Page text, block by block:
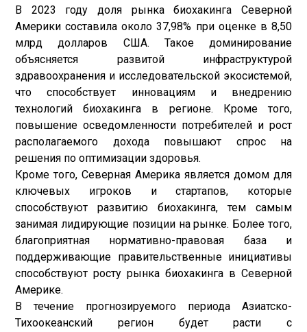
В 2023 году доля рынка биохакинга Северной
Америки составила около 37,98% при оценке в 8,50
млрд долларов США. Такое доминирование
объясняется развитой инфраструктурой
здравоохранения и исследовательской экосистемой,
что способствует инновациям и внедрению
технологий биохакинга в регионе. Кроме того,
повышение осведомленности потребителей и рост
располагаемого дохода повышают спрос на
решения по оптимизации здоровья.
Кроме того, Северная Америка является домом для
ключевых игроков и стартапов, которые
способствуют развитию биохакинга, тем самым
занимая лидирующие позиции на рынке. Более того,
благоприятная нормативно-правовая база и
поддерживающие правительственные инициативы
способствуют росту рынка биохакинга в Северной
Америке.
В течение прогнозируемого периода Азиатско-
Тихоокеанский регион будет расти с